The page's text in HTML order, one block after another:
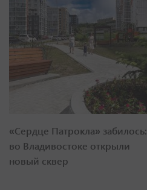
«Сердце Патрокла» забилось:
во Владивостоке открыли
новый сквер